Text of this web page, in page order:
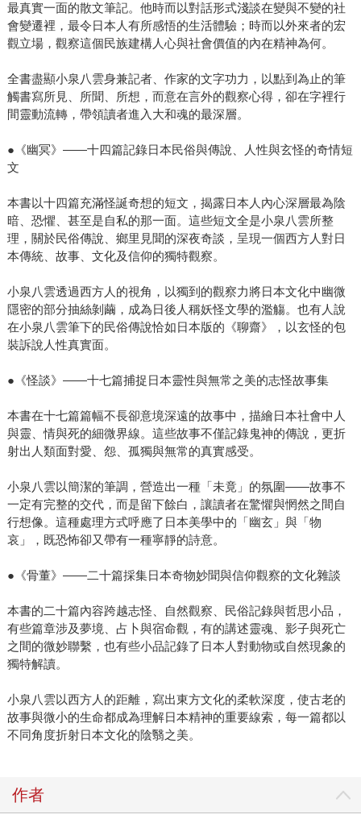
最真實一面的散文筆記。他時而以對話形式淺談在變與不變的社
會變遷裡，最令日本人有所感悟的生活體驗；時而以外來者的宏
觀立場，觀察這個民族建構人心與社會價值的內在精神為何。
全書盡顯小泉八雲身兼記者、作家的文字功力，以點到為止的筆
觸書寫所見、所聞、所想，而意在言外的觀察心得，卻在字裡行
間靈動流轉，帶領讀者進入大和魂的最深層。
●《幽冥》——十四篇記錄日本民俗與傳說、人性與玄怪的奇情短
文
本書以十四篇充滿怪誕奇想的短文，揭露日本人內心深層最為陰
暗、恐懼、甚至是自私的那一面。這些短文全是小泉八雲所整
理，關於民俗傳說、鄉里見聞的深夜奇談，呈現一個西方人對日
本傳統、故事、文化及信仰的獨特觀察。
小泉八雲透過西方人的視角，以獨到的觀察力將日本文化中幽微
隱密的部分抽絲剝繭，成為日後人稱妖怪文學的濫觴。也有人說
在小泉八雲筆下的民俗傳說恰如日本版的《聊齋》，以玄怪的包
裝訴說人性真實面。
●《怪談》——十七篇捕捉日本靈性與無常之美的志怪故事集
本書在十七篇篇幅不長卻意境深遠的故事中，描繪日本社會中人
與靈、情與死的細微界線。這些故事不僅記錄鬼神的傳說，更折
射出人類面對愛、怨、孤獨與無常的真實感受。
小泉八雲以簡潔的筆調，營造出一種「未竟」的氛圍——故事不
一定有完整的交代，而是留下餘白，讓讀者在驚懼與惘然之間自
行想像。這種處理方式呼應了日本美學中的「幽玄」與「物
哀」，既恐怖卻又帶有一種寧靜的詩意。
●《骨董》——二十篇採集日本奇物妙聞與信仰觀察的文化雜談
本書的二十篇內容跨越志怪、自然觀察、民俗記錄與哲思小品，
有些篇章涉及夢境、占卜與宿命觀，有的講述靈魂、影子與死亡
之間的微妙聯繫，也有些小品記錄了日本人對動物或自然現象的
獨特解讀。
小泉八雲以西方人的距離，寫出東方文化的柔軟深度，使古老的
故事與微小的生命都成為理解日本精神的重要線索，每一篇都以
不同角度折射日本文化的陰翳之美。
作者